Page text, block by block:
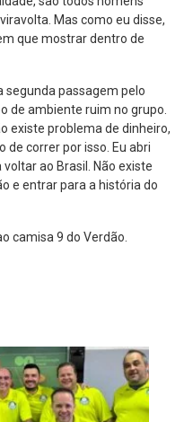
Mas como eu disse,
que mostrar dentro de
segunda passagem pelo
de ambiente ruim no grupo.
existe problema de dinheiro,
de correr por isso. Eu abri
ao Brasil. Não existe
e entrar para a história do
camisa 9 do Verdão.